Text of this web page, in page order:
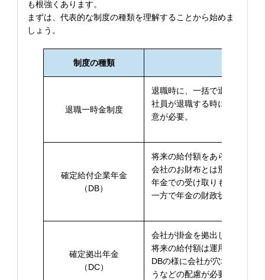
も根強くあります。
まずは、代表的な制度の種類を理解することから始めま
しょう。
制度の種類
退職一時金制度
退職時に、一括で退職金を支
社員が退職する時にキャッシ
意が必要。
確定給付企業年金
（DB）
将来の給付額をあらかじめ約
会社のお財布とは別に退職金
年金での受け取りも可能。
一方で年金の財政状況が悪化
確定拠出年金
（DC）
会社が掛金を拠出し、従業員
将来の給付額は運用成果によ
DBの様に会社が穴埋めする
うなどの配慮が必要。